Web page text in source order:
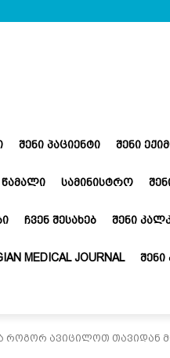
ᲨᲔᲜᲘ ᲞᲐᲪᲘᲔᲜᲢᲘ ᲨᲔᲜᲘ
ᲬᲐᲛᲐᲚᲘ ᲡᲐᲛᲘᲜᲘᲡᲢᲠᲝ
ᲩᲕᲔᲜ ᲨᲔᲡᲐᲮᲔᲑ ᲨᲔᲜᲘ
MEDICAL JOURNAL ᲨᲔᲜᲘ
როგორ ავიცილოთ თავიდან